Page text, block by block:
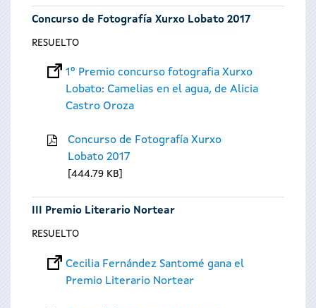
Concurso de Fotografía Xurxo Lobato 2017
RESUELTO
1º Premio concurso fotografia Xurxo
Lobato: Camelias en el agua, de Alicia
Castro Oroza
Concurso de Fotografía Xurxo
Lobato 2017
444.79 KB
III Premio Literario Nortear
RESUELTO
Cecilia Fernández Santomé gana el
Premio Literario Nortear